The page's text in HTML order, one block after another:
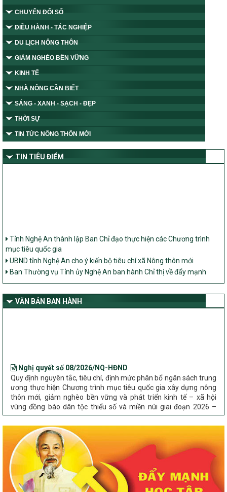
CHUYỂN ĐỔI SỐ
ĐIỀU HÀNH - TÁC NGHIỆP
DU LỊCH NÔNG THÔN
GIẢM NGHÈO BỀN VỮNG
KINH TẾ
NHÀ NÔNG CẦN BIẾT
SÁNG - XANH - SẠCH - ĐẸP
THỜI SỰ
TIN TỨC NÔNG THÔN MỚI
TIN TIÊU ĐIỂM
Tỉnh Nghệ An thành lập Ban Chỉ đạo thực hiện các Chương trình
mục tiêu quốc gia
UBND tỉnh Nghệ An cho ý kiến bộ tiêu chí xã Nông thôn mới
Ban Thường vụ Tỉnh ủy Nghệ An ban hành Chỉ thị về đẩy mạnh
thực hiện Chương trình mục tiêu quốc gia xây dựng nông thôn mới,
giảm nghèo bền vững và phát triển kinh tế – xã hội vùng đồng bào
dân tộc thiểu số và miền núi giai đoạn 2026 – 2030 trên địa bàn tỉnh
Nghệ An
VĂN BẢN BAN HÀNH
Quy định nguyên tắc, tiêu chí, định mức phân bổ ngân sách trung
ương thực hiện Chương trình mục tiêu quốc gia xây dựng nông
thôn mới, giảm nghèo bền vững và phát triển kinh tế – xã hội
vùng đồng bào dân tộc thiểu số và miền núi giai đoạn 2026 –
2030 trên địa bàn tỉnh Nghệ An
về đẩy mạnh thực hiện Chương trình mục tiêu quốc gia xây dựng
nông thôn mới, giảm nghèo bền vững và phát triển kinh tế – xã
hội vùng đồng bào dân tộc thiểu số và miền núi giai đoạn 2026 –
2030 trên địa bàn tỉnh Nghệ An
Quyết định số 2490/QĐ-UBND
Về việc thành lập Ban Chỉ đạo Chương trình mục tiều quốc gia xây